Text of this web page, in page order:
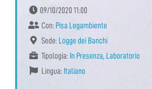
09/10/2020 11:00
Con: Pisa Legambiente
Sede: Logge dei Banchi
Tipologia: In Presenza, Laboratorio
Lingua: Italiano